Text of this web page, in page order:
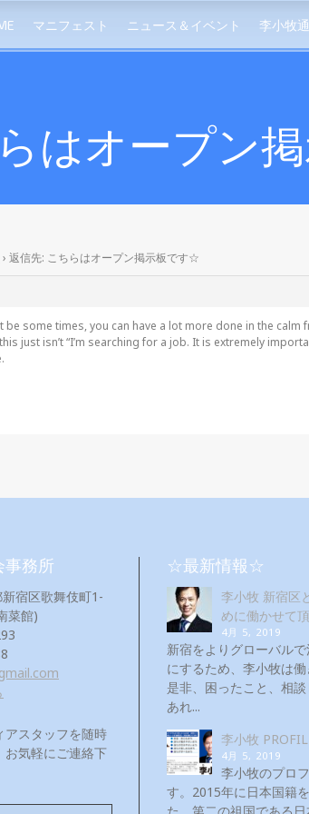
マニフェスト ニュース＆イベント 李小牧
はオープン
› 返信先: こちらはオープン掲示板です☆
be some times, you can have a lot more done in the
just isn’t “I’m searching for a job. It is extremely
事務所
宿区歌舞伎町1-
菜館)
アスタッフを随時
お気軽にご連絡下
☆最新情報☆
李小牧 新宿区
めに働かせて
4月 5, 2019
新宿をよりグローバル
にするため、李小牧は
是非、困ったこと、相
あれ...
李小牧
4月 5, 2019
李小牧のプロ
す。2015年に日本国籍